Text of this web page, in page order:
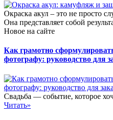
Окраска акул – это не просто
Она представляет собой
Новое на сайте
Как грамотно
фотографу: руководство для
Свадьба — событие, которое
Читать»